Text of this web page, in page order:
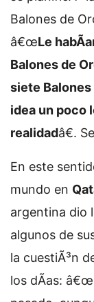
Balones de
â€œLe
Balones de
siete Balones
idea un poco
realidadâ€.
En este
mundo en
argentina dio
algunos de
la cuestiÃ³n
los dÃ­as: